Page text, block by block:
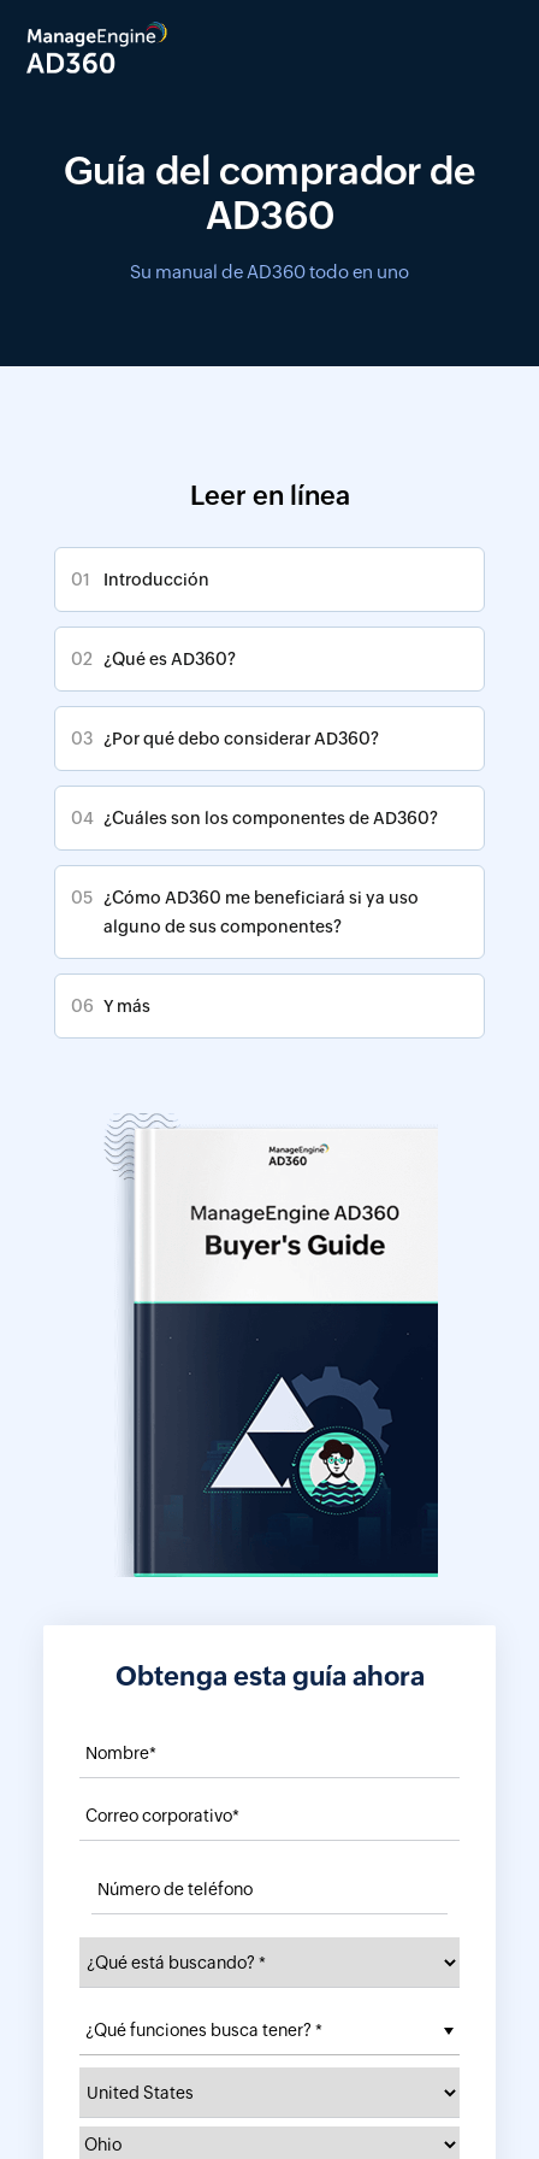
Guía del comprador de
AD360
Su manual de AD360 todo en uno
Leer en línea
01 Introducción
02 ¿Qué es AD360?
03 ¿Por qué debo considerar AD360?
04 ¿Cuáles son los componentes de AD360?
05
¿Cómo AD360 me beneficiará si ya uso
alguno de sus componentes?
06 Y más
Obtenga esta guía ahora
¿Qué funciones busca tener? *